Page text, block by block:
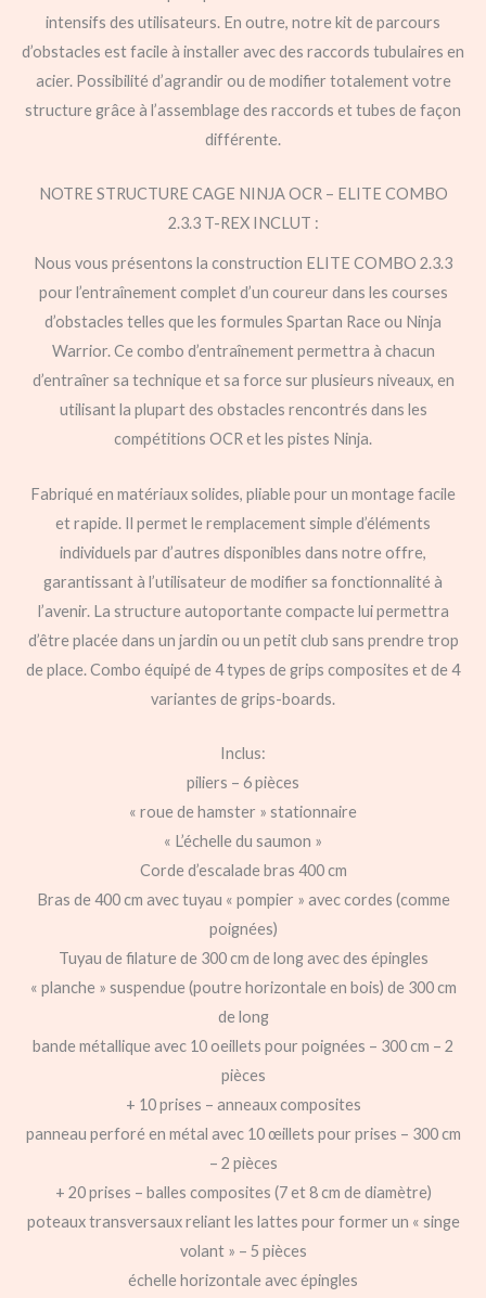
intensifs des utilisateurs. En outre, notre kit de parcours
d’obstacles est facile à installer avec des raccords tubulaires en
acier. Possibilité d’agrandir ou de modifier totalement votre
structure grâce à l’assemblage des raccords et tubes de façon
différente.
NOTRE STRUCTURE CAGE NINJA OCR – ELITE COMBO
2.3.3 T-REX INCLUT :
Nous vous présentons la construction ELITE COMBO 2.3.3
pour l’entraînement complet d’un coureur dans les courses
d’obstacles telles que les formules Spartan Race ou Ninja
Warrior. Ce combo d’entraînement permettra à chacun
d’entraîner sa technique et sa force sur plusieurs niveaux, en
utilisant la plupart des obstacles rencontrés dans les
compétitions OCR et les pistes Ninja.
Fabriqué en matériaux solides, pliable pour un montage facile
et rapide. Il permet le remplacement simple d’éléments
individuels par d’autres disponibles dans notre offre,
garantissant à l’utilisateur de modifier sa fonctionnalité à
l’avenir. La structure autoportante compacte lui permettra
d’être placée dans un jardin ou un petit club sans prendre trop
de place. Combo équipé de 4 types de grips composites et de 4
variantes de grips-boards.
Inclus:
piliers – 6 pièces
« roue de hamster » stationnaire
« L’échelle du saumon »
Corde d’escalade bras 400 cm
Bras de 400 cm avec tuyau « pompier » avec cordes (comme
poignées)
Tuyau de filature de 300 cm de long avec des épingles
« planche » suspendue (poutre horizontale en bois) de 300 cm
de long
bande métallique avec 10 oeillets pour poignées – 300 cm – 2
pièces
+ 10 prises – anneaux composites
panneau perforé en métal avec 10 œillets pour prises – 300 cm
– 2 pièces
+ 20 prises – balles composites (7 et 8 cm de diamètre)
poteaux transversaux reliant les lattes pour former un « singe
volant » – 5 pièces
échelle horizontale avec épingles